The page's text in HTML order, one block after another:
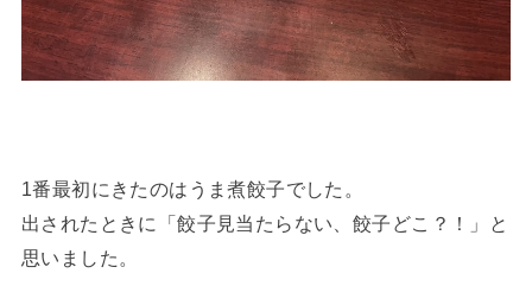
1番最初にきたのはうま煮餃子でした。
出されたときに「餃子見当たらない、餃子どこ？！」と
思いました。